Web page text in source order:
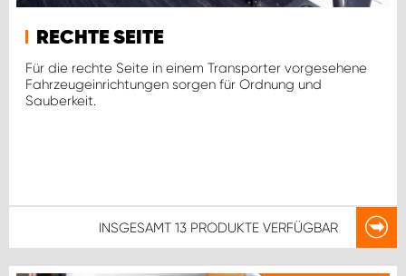
RECHTE SEITE
Für die rechte Seite in einem Transporter vorgesehene
Fahrzeugeinrichtungen sorgen für Ordnung und
Sauberkeit.
INSGESAMT 13 PRODUKTE VERFÜGBAR